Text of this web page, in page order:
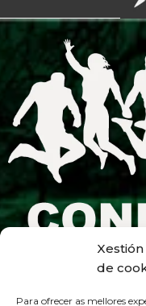
de
Para ofrecer as mellores